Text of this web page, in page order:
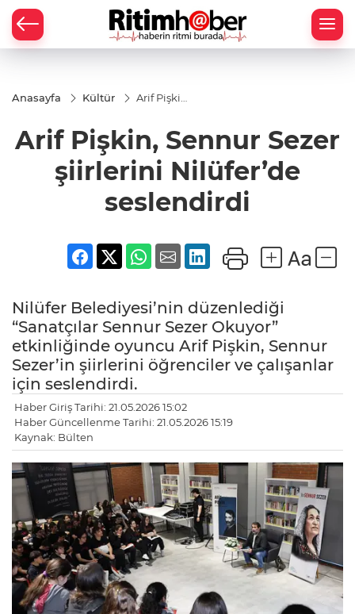
Anasayfa Kültür
Arif Pişkin,
şiirlerini
Nilüfer’de
seslendirdi
Arif Pişkin, Sennur Sezer
şiirlerini Nilüfer’de
seslendirdi
Nilüfer Belediyesi’nin düzenlediği
“Sanatçılar Sennur Sezer Okuyor”
etkinliğinde oyuncu Arif Pişkin, Sennur
Sezer’in şiirlerini öğrenciler ve çalışanlar
için seslendirdi.
Haber Giriş Tarihi: 21.05.2026 15:02
Haber Güncellenme Tarihi: 21.05.2026 15:19
Kaynak: Bülten